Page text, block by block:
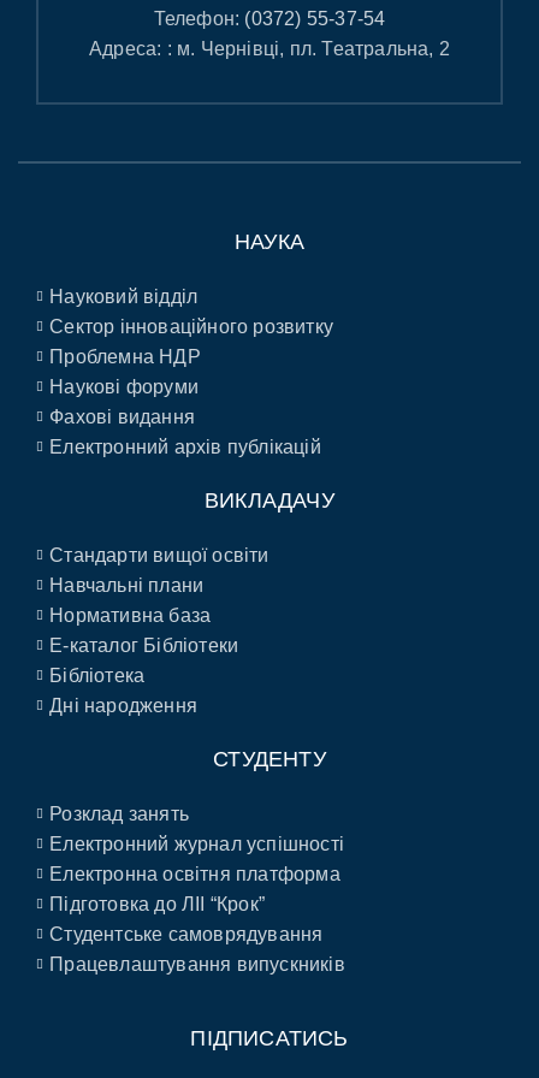
Телефон: (0372) 55-37-54
Адреса: : м. Чернівці, пл. Театральна, 2
НАУКА
Науковий відділ
Сектор інноваційного розвитку
Проблемна НДР
Наукові форуми
Фахові видання
Електронний архів публікацій
ВИКЛАДАЧУ
Стандарти вищої освіти
Навчальні плани
Нормативна база
E-каталог Бібліотеки
Бібліотека
Дні народження
СТУДЕНТУ
Розклад занять
Електронний журнал успішності
Електронна освітня платформа
Підготовка до ЛІІ “Крок”
Студентське самоврядування
Працевлаштування випускників
ПІДПИСАТИСЬ